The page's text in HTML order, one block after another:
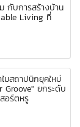
กับการสร้างบ้าน
Living ที่
มสถาปนิกยุคใหม่
Groove" ยกระดับ
อร์ตหรู